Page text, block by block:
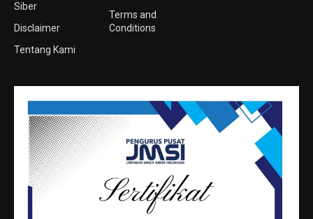
Siber
Disclaimer
Tentang Kami
Terms and
Conditions